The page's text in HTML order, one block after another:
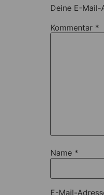
Deine E-Mail-
Kommentar *
Name *
E-Mail-